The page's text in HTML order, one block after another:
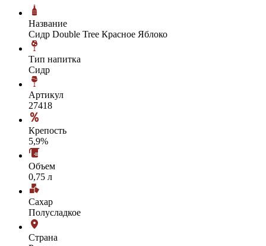
Название
Сидр Double Tree Красное Яблоко
Тип напитка
Сидр
Артикул
27418
Крепость
5,9%
Объем
0,75 л
Сахар
Полусладкое
Страна